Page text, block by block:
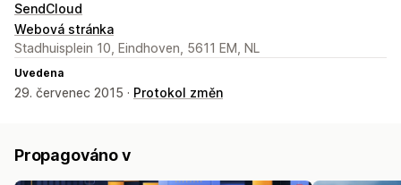
SendCloud
Webová stránka
Stadhuisplein 10, Eindhoven, 5611 EM, NL
Uvedena
29. červenec 2015 · Protokol změn
Propagováno v